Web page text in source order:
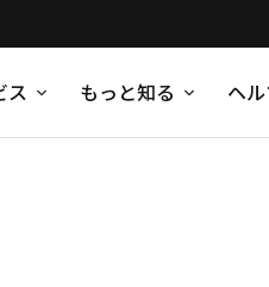
ス もっと知る ヘ